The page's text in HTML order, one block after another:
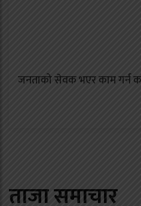
जनताको सेवक भएर काम गर्न
ताजा समाचार